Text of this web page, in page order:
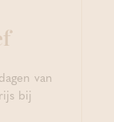
van
bij